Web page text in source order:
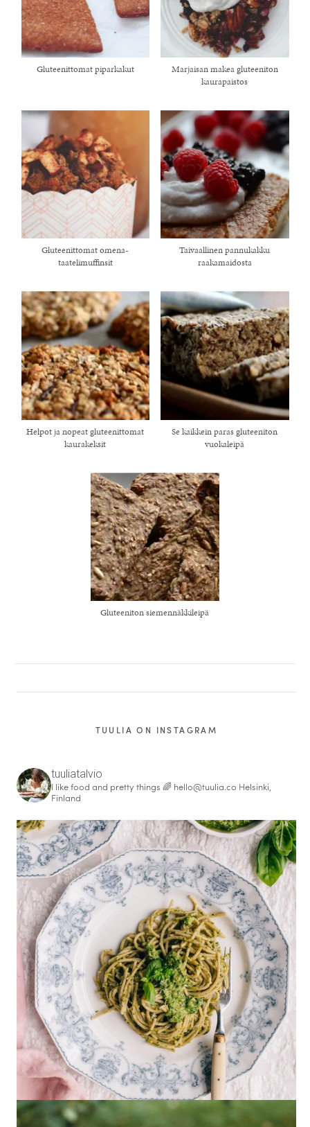
Gluteenittomat piparkakut
Marjaisan makea gluteeniton
kaurapaistos
Gluteenittomat omena-
taatelimuffinsit
Taivaallinen pannukakku
raakamaidosta
Helpot ja nopeat gluteenittomat
kaurakeksit
Se kaikkein paras gluteeniton
vuokaleipä
Gluteeniton siemennäkkileipä
TUULIA ON INSTAGRAM
tuuliatalvio
I like food and pretty things 🌈 hello@tuulia.co Helsinki,
Finland